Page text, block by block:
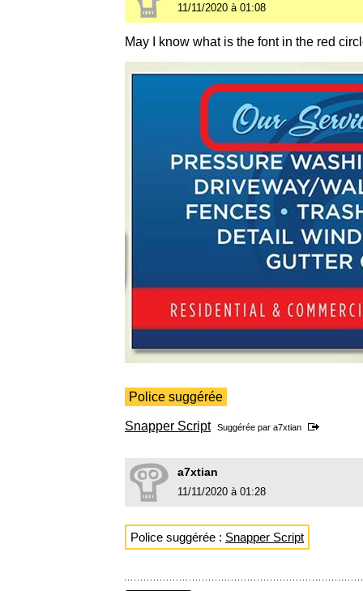
11/11/2020 à 01:08
May I know what is the font in the red
Police suggérée
Snapper Script Suggérée par a7xtian
a7xtian
11/11/2020 à 01:28
Police suggérée : Snapper Script